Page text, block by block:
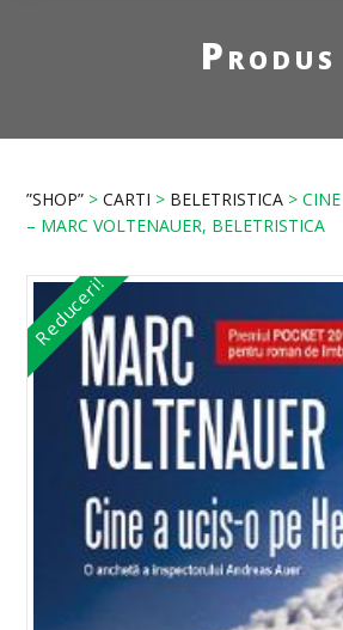
Produs
”SHOP” >CARTI > BELETRISTICA >
– MARC VOLTENAUER, BELETRISTICA
Reduceri!